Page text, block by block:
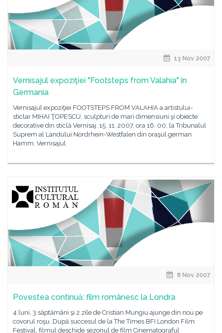
13 Nov 2007
Vernisajul expoziţiei "Footsteps from Valahia" în
Germania
Vernisajul expoziţiei FOOTSTEPS FROM VALAHIA a artistului-
sticlar MIHAI ŢOPESCU, sculpturi de mari dimensiuni şi obiecte
decorative din sticlă Vernisaj: 15. 11. 2007, ora 16. 00, la Tribunalul
Suprem al Landului Nordrhein-Westfalen din oraşul german
Hamm. Vernisajul
8 Nov 2007
Povestea continuă: film românesc la Londra
4 luni, 3 săptămâni şi 2 zile de Cristian Mungiu ajunge din nou pe
covorul roşu. După succesul de la The Times BFI London Film
Festival, filmul deschide sezonul de film Cinematograful